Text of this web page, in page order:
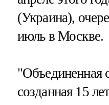
(Украина),
июль в Москве.
созданная 15